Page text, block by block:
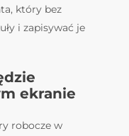
który bez
i zapisywać je
ekranie
robocze w